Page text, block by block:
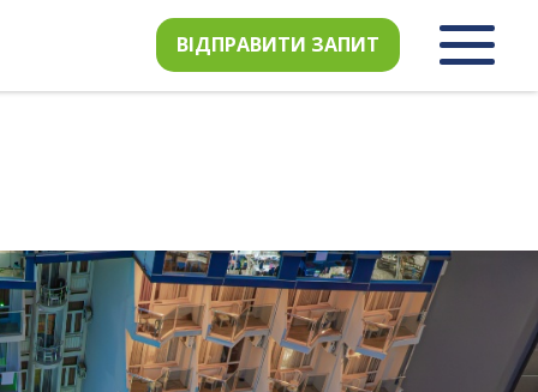
ВІДПРАВИТИ ЗАПИТ